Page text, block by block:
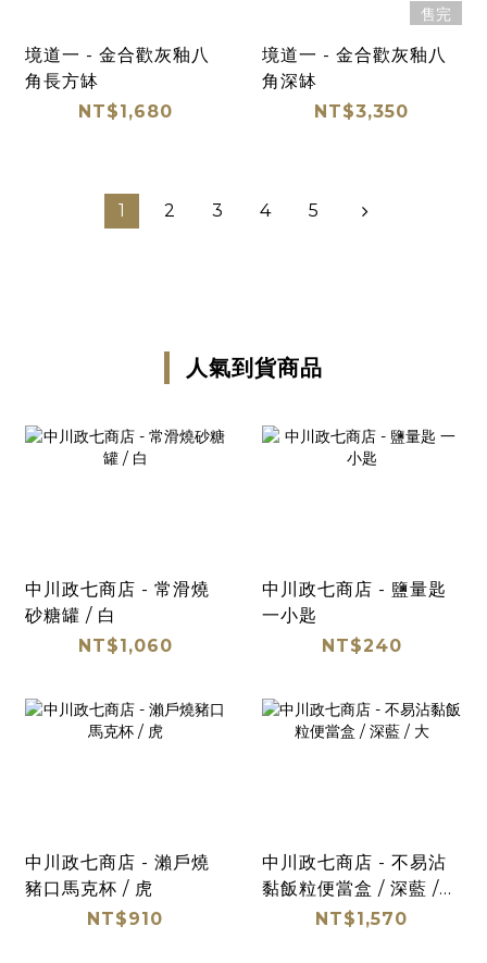
境道一 - 金合歡灰釉八
角長方缽
NT$1,680
售完
境道一 - 金合歡灰釉八
角深缽
NT$3,350
1 2 3 4 5
人氣到貨商品
中川政七商店 - 常滑燒
砂糖罐 / 白
NT$1,060
中川政七商店 - 鹽量匙
一小匙
NT$240
中川政七商店 - 瀨戶燒
豬口馬克杯 / 虎
NT$910
中川政七商店 - 不易沾
黏飯粒便當盒 / 深藍 /
NT$1,570